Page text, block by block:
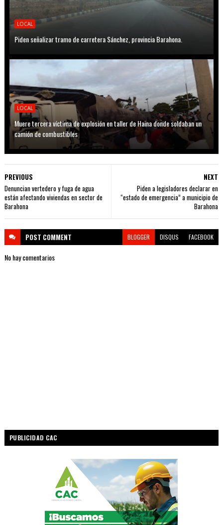
LOCAL
Piden señalizar tramo de carretera Sánchez, provincia Barahona.
LOCAL
Muere tercera víctima de explosión en taller de Haina donde soldaban un
camión de combustibles
NEXT
Piden a legisladores declarar en
“estado de emergencia” a municipio de
Barahona
PREVIOUS
Denuncian vertedero y fuga de agua
están afectando viviendas en sector de
Barahona
POST COMMENT BLOGGER DISQUS FACEBOOK
No hay comentarios
PUBLICIDAD CAC